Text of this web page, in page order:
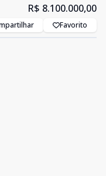
R$ 8.100.000,00
Favorito